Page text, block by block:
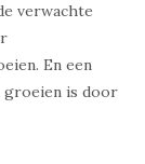
verwachte
En een
groeien is door